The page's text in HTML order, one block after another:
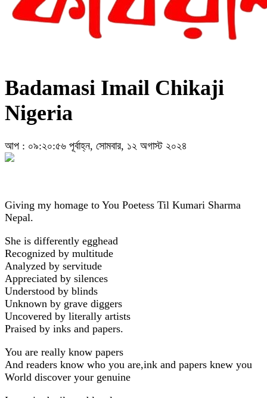
Badamasi Imail Chikaji
Nigeria
আপ : ০৯:২০:৫৬ পূর্বাহ্ন, সোমবার, ১২ অগাস্ট ২০২৪
Giving my homage to You Poetess Til Kumari Sharma
Nepal.
She is differently egghead
Recognized by multitude
Analyzed by servitude
Appreciated by silences
Understood by blinds
Unknown by grave diggers
Uncovered by literally artists
Praised by inks and papers.
You are really know papers
And readers know who you are,ink and papers knew you
World discover your genuine